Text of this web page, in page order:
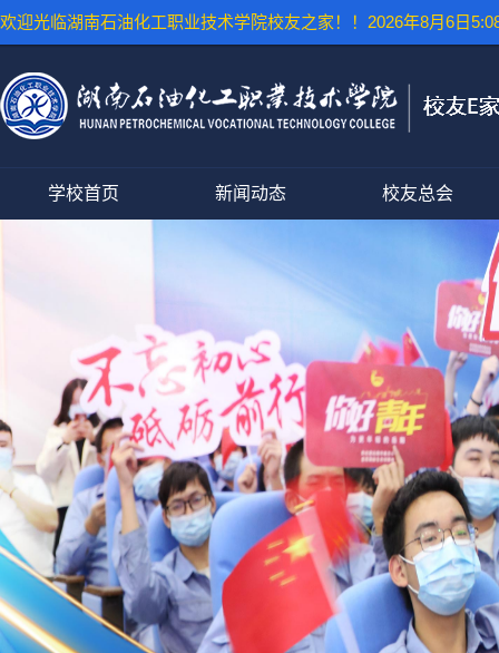
欢迎光临湖南石油化工职业技术学院校友之家！！ 2026年8月6日
学校首页 新闻动态 校友总会